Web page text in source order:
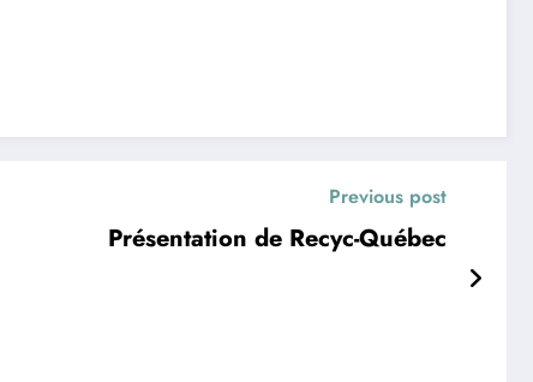
Previous post
Présentation de Recyc-Québec